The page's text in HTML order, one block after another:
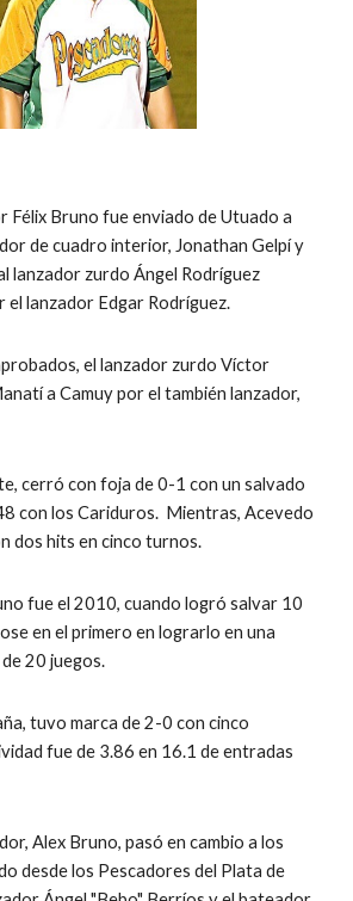
Félix Bruno fue enviado de Utuado a
de cuadro interior, Jonathan Gelpí y
lanzador zurdo Ángel Rodríguez
el lanzador Edgar Rodríguez.
el lanzador zurdo Víctor
a Camuy por el también lanzador,
cerró con foja de 0-1 con un salvado
con los Cariduros.  Mientras, Acevedo
dos hits en cinco turnos.
fue el 2010, cuando logró salvar 10
en el primero en lograrlo en una
20 juegos.
tuvo marca de 2-0 con cinco
fue de 3.86 en 16.1 de entradas
Alex Bruno, pasó en cambio a los
desde los Pescadores del Plata de